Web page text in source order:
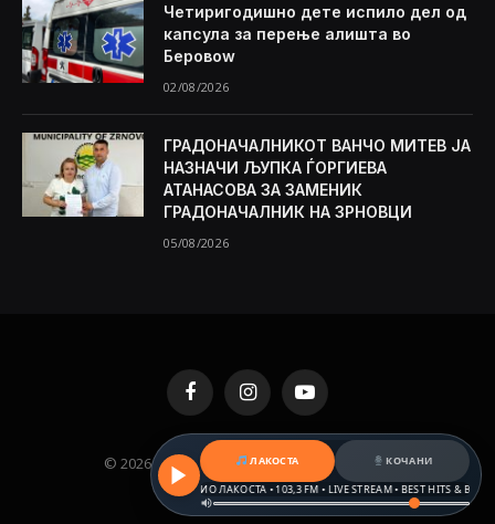
Четиригодишно дете испило дел од
капсула за перење алишта во
Беровоw
02/08/2026
ГРАДОНАЧАЛНИКОТ ВАНЧО МИТЕВ ЈА
НАЗНАЧИ ЉУПКА ЃОРГИЕВА
АТАНАСОВА ЗА ЗАМЕНИК
ГРАДОНАЧАЛНИК НА ЗРНОВЦИ
05/08/2026
FacebookInstagramYouTube
© 2026 KAMENICA.MK. Designed by MKNET.
ЛАКОСТА
КОЧАНИ
РАДИО ЛАКОСТА • 103,3 FM • LIVE STREAM • BEST HITS & BALKAN